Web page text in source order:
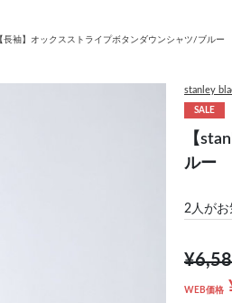
長袖】オックスストライプボタンダウンシャツ/ブルー
stanley
SALE
【
ルー
2人が
WEB価格